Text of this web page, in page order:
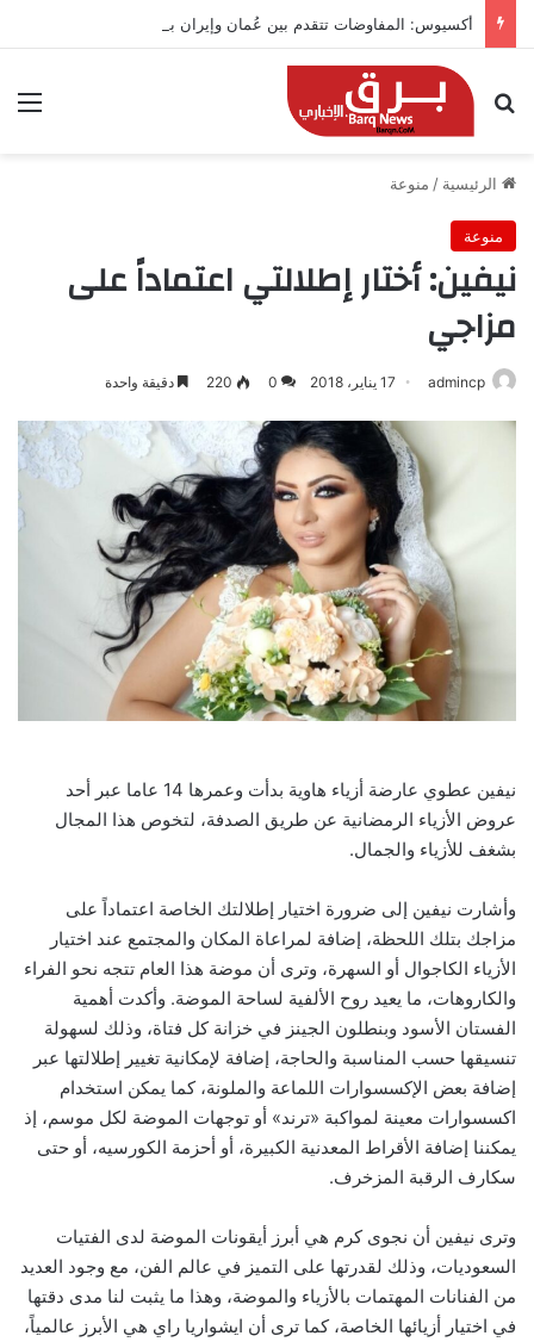
أكسيوس: المفاوضات تتقدم بين عُمان وإيران بشأن هرمز
بحث عن
الرئيسية / منوعة
منوعة
نيفين: أختار إطلالتي اعتماداً على
مزاجي
admincp 17 يناير، 2018 0
220 دقيقة واحدة
نيفين عطوي عارضة أزياء هاوية بدأت وعمرها 14 عاما عبر أحد
عروض الأزياء الرمضانية عن طريق الصدفة، لتخوص هذا المجال
بشغف للأزياء والجمال.
وأشارت نيفين إلى ضرورة اختيار إطلالتك الخاصة اعتماداً على
مزاجك بتلك اللحظة، إضافة لمراعاة المكان والمجتمع عند اختيار
الأزياء الكاجوال أو السهرة، وترى أن موضة هذا العام تتجه نحو الفراء
والكاروهات، ما يعيد روح الألفية لساحة الموضة. وأكدت أهمية
الفستان الأسود وبنطلون الجينز في خزانة كل فتاة، وذلك لسهولة
تنسيقها حسب المناسبة والحاجة، إضافة لإمكانية تغيير إطلالتها عبر
إضافة بعض الإكسسوارات اللماعة والملونة، كما يمكن استخدام
اكسسوارات معينة لمواكبة «ترند» أو توجهات الموضة لكل موسم، إذ
يمكننا إضافة الأقراط المعدنية الكبيرة، أو أحزمة الكورسيه، أو حتى
سكارف الرقبة المزخرف.
وترى نيفين أن نجوى كرم هي أبرز أيقونات الموضة لدى الفتيات
السعوديات، وذلك لقدرتها على التميز في عالم الفن، مع وجود العديد
من الفنانات المهتمات بالأزياء والموضة، وهذا ما يثبت لنا مدى دقتها
في اختيار أزيائها الخاصة، كما ترى أن ايشواريا راي هي الأبرز عالمياً،